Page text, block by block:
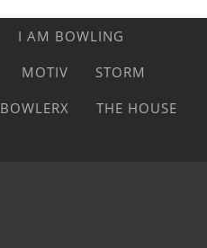
I AM BOWLING
MOTIV
STORM
BOWLERX
THE HOUSE